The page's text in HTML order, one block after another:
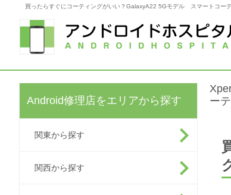
買ったらすぐにコーティングがいい？GalaxyA22 5Gモデル スマートコー
Android修理店をエリアから探す
関東から探す
関西から探す
ー